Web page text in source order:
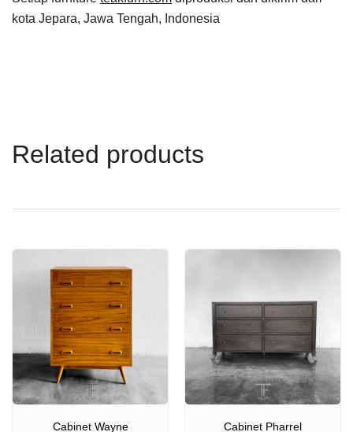
kota Jepara, Jawa Tengah, Indonesia
Related products
Cabinet Wayne Cabinet Pharrel